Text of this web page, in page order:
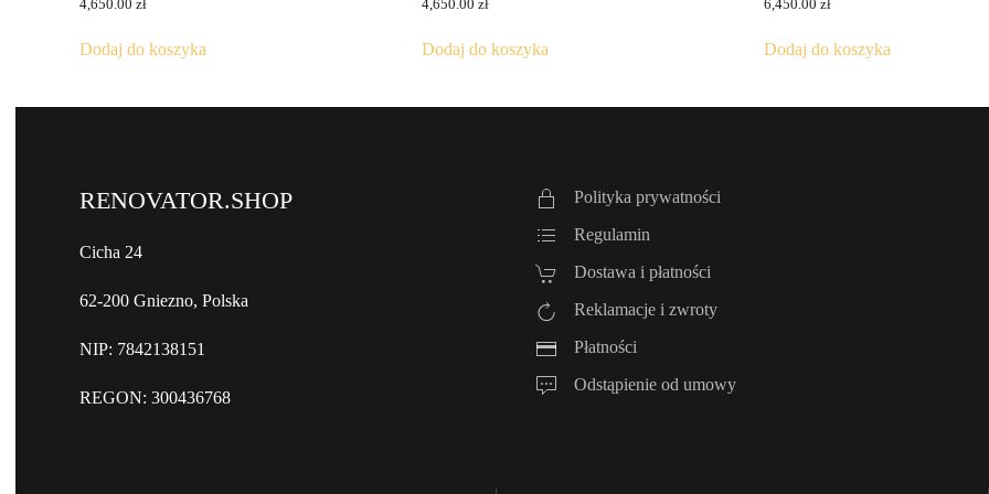
4,650.00 zł
Dodaj do koszyka
4,650.00 zł
Dodaj do koszyka
6,450.00 zł
Dodaj do koszyka
RENOVATOR.SHOP
Cicha 24
62-200 Gniezno, Polska
NIP: 7842138151
REGON: 300436768
Polityka prywatności
Regulamin
Dostawa i płatności
Reklamacje i zwroty
Płatności
Odstąpienie od umowy